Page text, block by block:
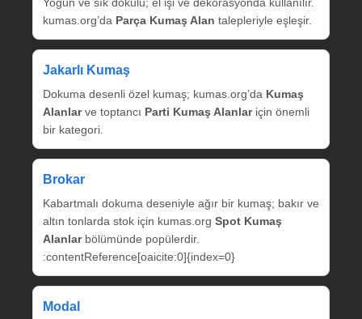
Yoğun ve sık dokulu; el işi ve dekorasyonda kullanılır.
kumas.org’da Parça Kumaş Alan talepleriyle eşleşir.
Jakarlı Kumaş
Dokuma desenli özel kumaş; kumas.org’da Kumaş
Alanlarve toptancı Parti Kumaş Alanlariçin önemli
bir kategori.
Brokar
Kabartmalı dokuma deseniyle ağır bir kumaş; bakır ve
altın tonlarda stok için kumas.org Spot Kumaş
Alanlarbölümünde popülerdir.
:contentReference[oaicite:0]{index=0}
Modal